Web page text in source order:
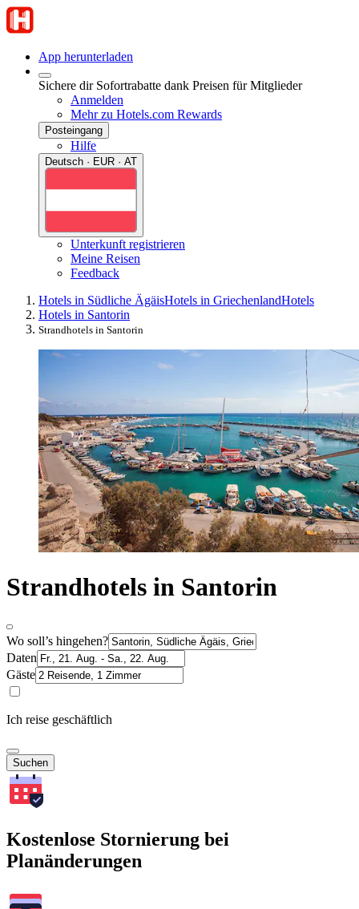
App herunterladen
Sichere dir Sofortrabatte dank Preisen für Mitglieder
Anmelden
Mehr zu Hotels.com Rewards
Posteingang
Hilfe
Deutsch · EUR · AT
Unterkunft registrieren
Meine Reisen
Feedback
Hotels in Südliche ÄgäisHotels in GriechenlandHotels
Hotels in Santorin
Strandhotels in Santorin
Strandhotels in Santorin
Wo soll’s hingehen?
Daten
Gäste
Ich reise geschäftlich
Suchen
Kostenlose Stornierung bei
Planänderungen